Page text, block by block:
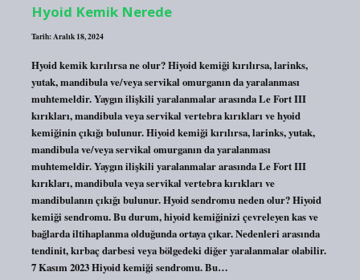
Hyoid Kemik Nerede
Tarih: Aralık 18, 2024
Hyoid kemik kırılırsa ne olur? Hiyoid kemiği kırılırsa, larinks,
yutak, mandibula ve/veya servikal omurganın da yaralanması
muhtemeldir. Yaygın ilişkili yaralanmalar arasında Le Fort III
kırıkları, mandibula veya servikal vertebra kırıkları ve hyoid
kemiğinin çıkığı bulunur. Hiyoid kemiği kırılırsa, larinks, yutak,
mandibula ve/veya servikal omurganın da yaralanması
muhtemeldir. Yaygın ilişkili yaralanmalar arasında Le Fort III
kırıkları, mandibula veya servikal vertebra kırıkları ve
mandibulanın çıkığı bulunur. Hyoid sendromu neden olur? Hiyoid
kemiği sendromu. Bu durum, hiyoid kemiğinizi çevreleyen kas ve
bağlarda iltihaplanma olduğunda ortaya çıkar. Nedenleri arasında
tendinit, kırbaç darbesi veya bölgedeki diğer yaralanmalar olabilir.
7 Kasım 2023 Hiyoid kemiği sendromu. Bu…